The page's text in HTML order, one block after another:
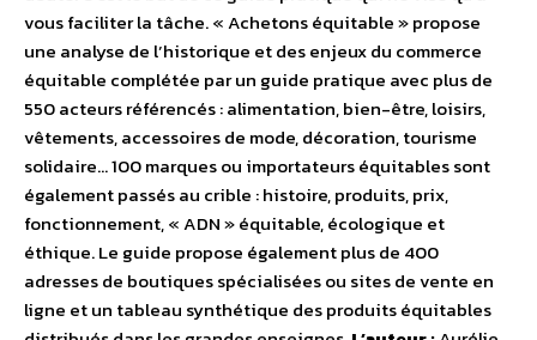
vous faciliter la tâche. « Achetons équitable » propose
une analyse de l’historique et des enjeux du commerce
équitable complétée par un guide pratique avec plus de
550 acteurs référencés : alimentation, bien-être, loisirs,
vêtements, accessoires de mode, décoration, tourisme
solidaire… 100 marques ou importateurs équitables sont
également passés au crible : histoire, produits, prix,
fonctionnement, « ADN » équitable, écologique et
éthique. Le guide propose également plus de 400
adresses de boutiques spécialisées ou sites de vente en
ligne et un tableau synthétique des produits équitables